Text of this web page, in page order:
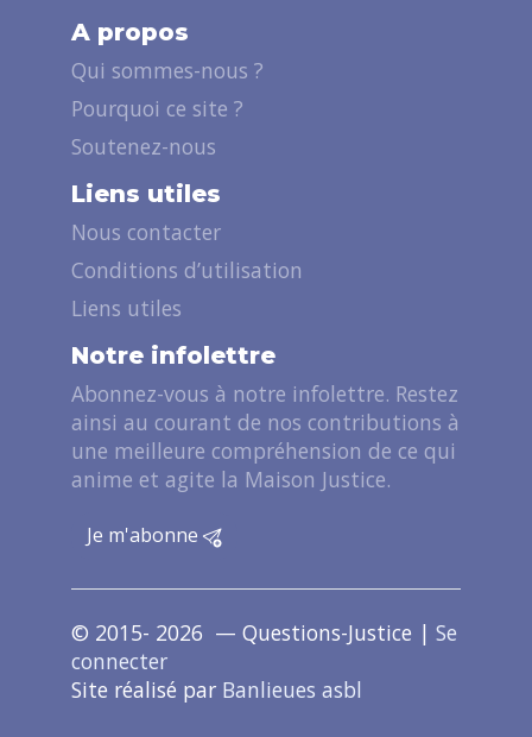
A propos
Qui sommes-nous ?
Pourquoi ce site ?
Soutenez-nous
Liens utiles
Nous contacter
Conditions d’utilisation
Liens utiles
Notre infolettre
Abonnez-vous à notre infolettre. Restez
ainsi au courant de nos contributions à
une meilleure compréhension de ce qui
anime et agite la Maison Justice.
Je m'abonne
© 2015- 2026 — Questions-Justice | Se
connecter
Site réalisé par Banlieues asbl